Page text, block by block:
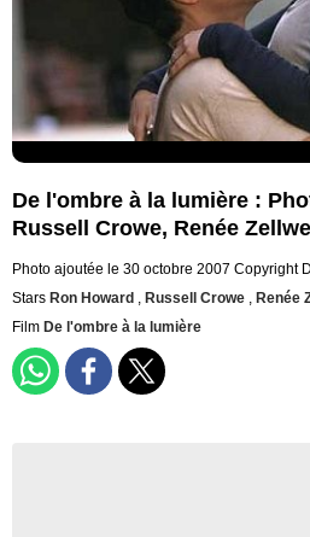
De l'ombre à la lumière :
Russell Crowe, Renée
Photo ajoutée le 30 octobre 2007 Copyright
Stars Ron Howard , Russell Crowe , Renée
Film De l'ombre à la lumière